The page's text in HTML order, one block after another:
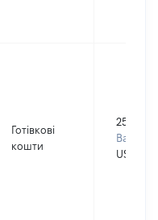
Готівкові
кошти
2500
Валюта:
USD